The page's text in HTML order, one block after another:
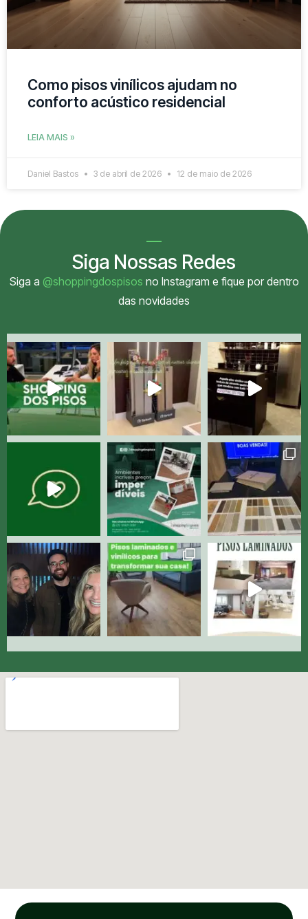
Como pisos vinílicos ajudam no
conforto acústico residencial
LEIA MAIS »
Daniel Bastos 3 de abril de 2026 12 de maio de 2026
Siga Nossas Redes
Siga a @shoppingdospisos no Instagram e fique por dentro
das novidades